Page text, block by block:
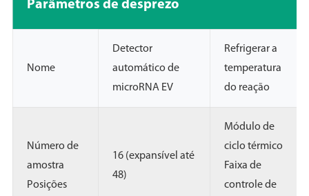
Parâmetros de desprezo
Nome
Detector
automático de
microRNA EV
Refrigerar a
temperatura
do reação
Número de
amostra
Posições
16 (expansível até
48)
Módulo de
ciclo térmico
Faixa de
controle de